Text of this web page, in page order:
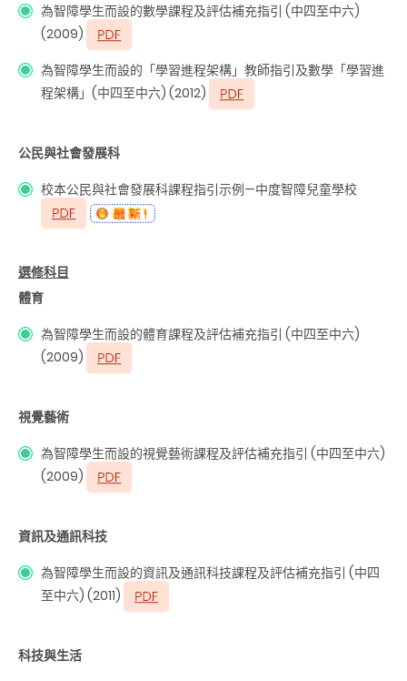
為智障學生而設的數學課程及評估補充指引 (中四至中六)
(2009)
為智障學生而設的「學習進程架構」教師指引及數學「學習進
程架構」(中四至中六) (2012)
公民與社會發展科
校本公民與社會發展科課程指引示例—中度智障兒童學校
選修科目
體育
為智障學生而設的體育課程及評估補充指引 (中四至中六)
(2009)
視覺藝術
為智障學生而設的視覺藝術課程及評估補充指引 (中四至中六)
(2009)
資訊及通訊科技
為智障學生而設的資訊及通訊科技課程及評估補充指引 (中四
至中六) (2011)
科技與生活